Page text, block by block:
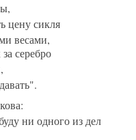
цену сикля
весами,
серебро
ни одного из дел